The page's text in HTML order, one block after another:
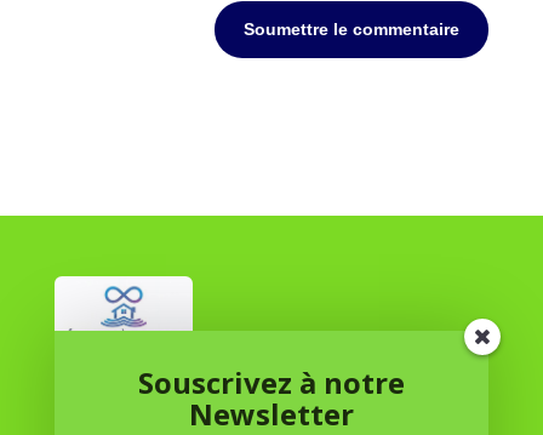
Soumettre le commentaire
Réussite à DomicileSouscrivez à notre
Newsletter